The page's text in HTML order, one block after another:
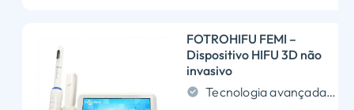
FOTROHIFU FEMI –
Dispositivo HIFU 3D não
invasivo
Tecnologia avançada 3D HIFU